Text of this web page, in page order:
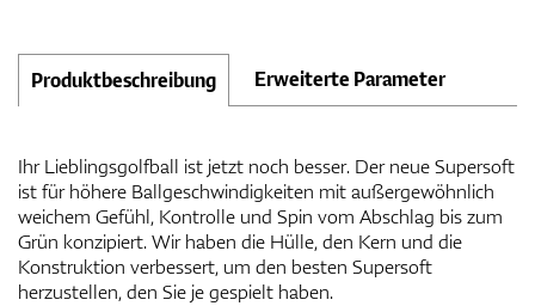
Produktbeschreibung Erweiterte Parameter
Ihr Lieblingsgolfball ist jetzt noch besser. Der neue Supersoft
ist für höhere Ballgeschwindigkeiten mit außergewöhnlich
weichem Gefühl, Kontrolle und Spin vom Abschlag bis zum
Grün konzipiert. Wir haben die Hülle, den Kern und die
Konstruktion verbessert, um den besten Supersoft
herzustellen, den Sie je gespielt haben.